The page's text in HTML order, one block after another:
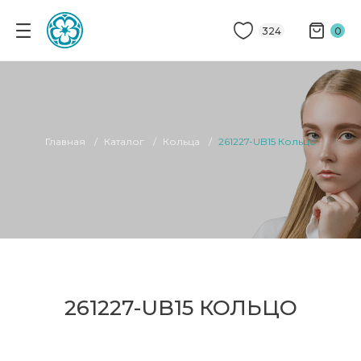
324 0
Главная Каталог Кольца 261227-UB15 Кольцо
261227-UB15 КОЛЬЦО